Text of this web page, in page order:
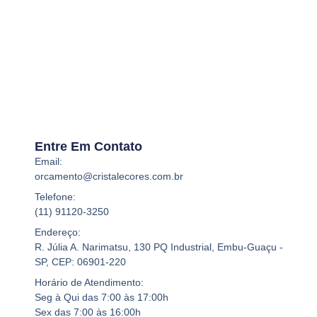
Entre Em Contato
Email:
orcamento@cristalecores.com.br
Telefone:
(11) 91120-3250
Endereço:
R. Júlia A. Narimatsu, 130 PQ Industrial, Embu-Guaçu -
SP, CEP: 06901-220
Horário de Atendimento:
Seg à Qui das 7:00 às 17:00h
Sex das 7:00 às 16:00h